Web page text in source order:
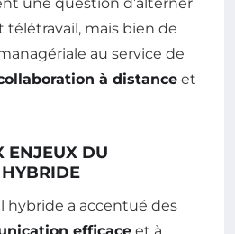
télétravail, mais bien de
au service de
à distance et
ENJEUX DU
hybride a accentué des